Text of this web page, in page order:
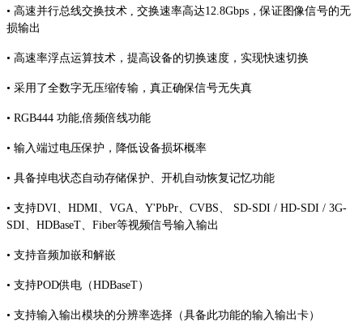
• 高速并行总线交换技术 , 交换速率高达12.8Gbps，保证图像信号的无
损输出
• 高速率浮点运算技术，提高设备的切换速度，实现快速切换
• 采用了全数字无压缩传输，真正确保信号无失真
• RGB444 功能,倍频倍线功能
• 输入端过电压保护，降低设备损坏概率
• 具备掉电状态自动存储保护、开机自动恢复记忆功能
• 支持DVI、HDMI、VGA、Y'PbPr、CVBS、 SD‐SDI / HD‐SDI / 3G‐
SDI、HDBaseT、Fiber等视频信号输入输出
• 支持音频加嵌和解嵌
• 支持POD供电（HDBaseT）
• 支持输入输出模块的分辨率选择（具备此功能的输入输出卡）